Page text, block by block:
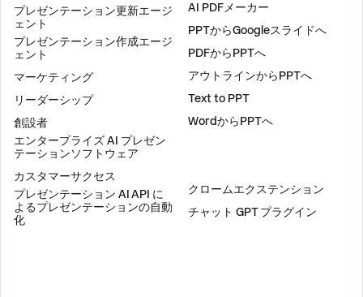
プレゼンテーション更新エージ
ェント
プレゼンテーション作成エージ
ェント
マーケティング
リーダーシップ
創設者
エンタープライズ AI プレゼン
テーションソフトウェア
カスタマーサクセス
プレゼンテーション AI API に
よるプレゼンテーションの自動
化
AI PDFメーカー
PPTからGoogleスライドへ
PDFからPPTへ
アウトラインからPPTへ
Text to PPT
WordからPPTへ
クロームエクステンション
チャット GPT プラグイン